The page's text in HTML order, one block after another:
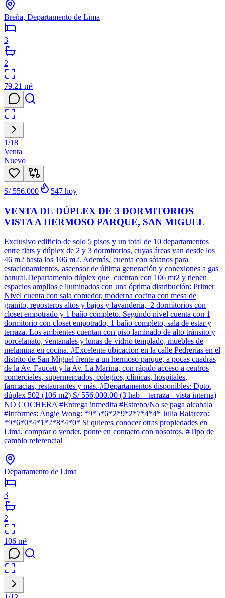
Breña, Departamento de Lima
3
2
79.21 m²
1/18
Venta
Nuevo
S/ 556.000 547 hoy
VENTA DE DÚPLEX DE 3 DORMITORIOS
VISTA A HERMOSO PARQUE, SAN MIGUEL
Exclusivo edificio de solo 5 pisos y un total de 10 departamentos
entre flats y dúplex de 2 y 3 dormitorios, cuyas áreas van desde los
46 m2 hasta los 106 m2. Además, cuenta con sótanos para
estacionamientos, ascensor de última generación y conexiones a gas
natural.Departamento dúplex que cuentan con 106 mt2 y tienen
espacios amplios e iluminados con una óptima distribución: Primer
Nivel cuenta con sala comedor, moderna cocina con mesa de
granito, reposteros altos y bajos y lavandería, 2 dormitorios con
closet empotrado y 1 baño completo. Segundo nivel cuenta con 1
dormitorio con closet empotrado, 1 baño completo, sala de estar y
terraza. Los ambientes cuentan con piso laminado de alto tránsito y
porcelanato, ventanales y lunas de vidrio templado, muebles de
melamina en cocina. #Excelente ubicación en la calle Pedrerías en el
distrito de San Miguel frente a un hermoso parque, a pocas cuadras
de la Av. Faucett y la Av. La Marina, con rápido acceso a centros
comerciales, supermercados, colegios, clínicas, hospitales,
farmacias, restaurantes y más. #Departamentos disponibles: Dpto.
dúplex 502 (106 m2) S/ 556,000.00 (3 hab + terraza - vista interna)
NO COCHERA #Entrega inmedita #Estreno/No se paga alcabala
#Informes: Angie Wong: *9*5*6*2*9*2*7*4*4* Julia Balarezo:
*9*6*0*4*1*2*8*4*0* Si quieres conocer otras propiedades en
Lima, comprar o vender, ponte en contacto con nosotros. #Tipo de
cambio referencial
Departamento de Lima
3
2
106 m²